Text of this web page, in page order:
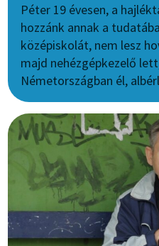
Péter 19 évesen, a
hozzánk annak a
középiskolát, nem lesz
majd nehézgépkezelő
Németországban él,